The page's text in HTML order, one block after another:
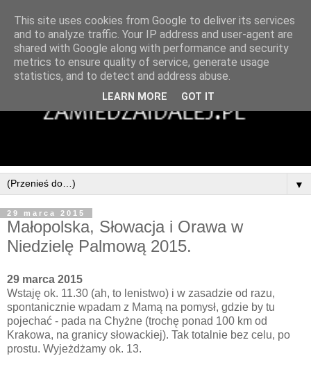
▼
29 marca 2015
Małopolska, Słowacja i Orawa w
Niedzielę Palmową 2015.
29 marca 2015
Wstaję ok. 11.30 (ah, to lenistwo) i w zasadzie od razu,
spontanicznie wpadam z Mamą na pomysł, gdzie by tu
pojechać - pada na Chyżne (trochę ponad 100 km od
Krakowa, na granicy słowackiej). Tak totalnie bez celu, po
prostu. Wyjeżdżamy ok. 13.
This site uses cookies from Google to deliver its services
and to analyze traffic. Your IP address and user-agent are
shared with Google along with performance and security
metrics to ensure quality of service, generate usage
statistics, and to detect and address abuse.
LEARN MORE GOT IT